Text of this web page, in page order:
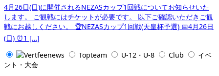
4月26日(日)に開催されるNEZASカップ1回戦についてお知らせいた
します。 ご観戦にはチケットが必要です。 以下ご確認いただきご観
戦にお越しください。 🏆NEZASカップ1回戦(天皇杯予選) 📅4月26日
(日) ⏰1 […]
Topteam
U-12・U-8 Club
イベ
ント・大会